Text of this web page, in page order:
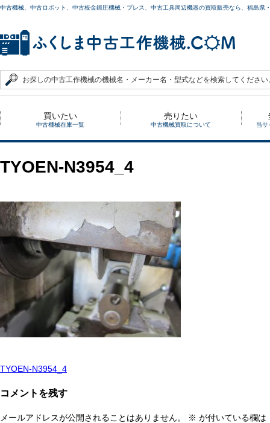
中古機械、中古ロボット、中古板金鍛圧機械・プレス、中古工具周辺機器の買取販売なら、福島
買いたい
中古機械在庫一覧
売りたい
中古機械買取について 当サ
TYOEN-N3954_4
投
稿
ナ
TYOEN-N3954_4
コメントを残す
メールアドレスが公開されることはありません。 ※ が付いている欄は